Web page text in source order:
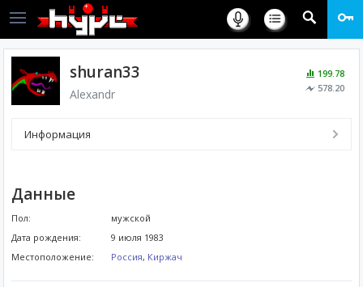
199.78
578.20
shuran33
Alexandr
Информация
Данные
Пол:
мужской
Дата рождения:
9 июля 1983
Местоположение:
Россия, Киржач